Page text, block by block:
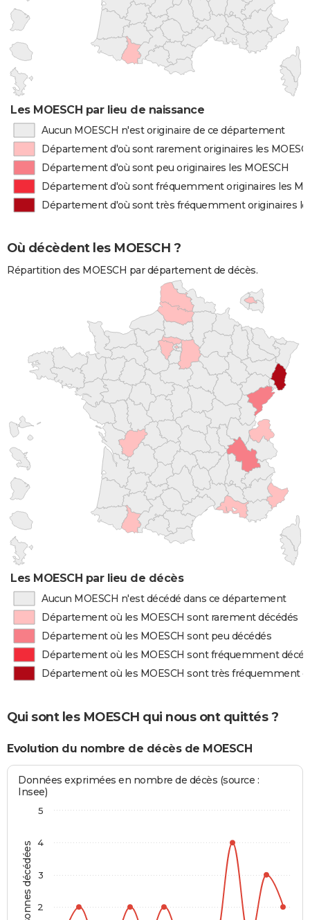
Les MOESCH par lieu de naissance
Aucun MOESCH n'est originaire de ce département
Département d'où sont rarement originaires les
Département d'où sont peu originaires les MOESCH
Département d'où sont fréquemment originaires les
Département d'où sont très fréquemment originaires
Où décèdent les MOESCH ?
Répartition des MOESCH par département de décès.
Les MOESCH par lieu de décès
Aucun MOESCH n'est décédé dans ce département
Département où les MOESCH sont rarement décédés
Département où les MOESCH sont peu décédés
Département où les MOESCH sont fréquemment
Département où les MOESCH sont très fréquemment
Qui sont les MOESCH qui nous ont quittés ?
Evolution du nombre de décès de MOESCH
Personnes décédées
Données exprimées en nombre de décès (source :
Insee)
2
3
4
5